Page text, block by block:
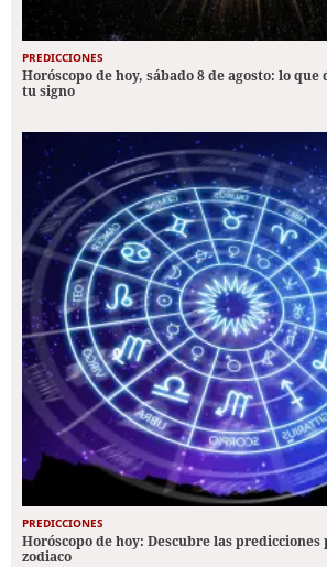
PREDICCIONES
Horóscopo de hoy, sábado 8 de agosto: lo
tu signo
PREDICCIONES
Horóscopo de hoy: Descubre las predicciones
zodiaco